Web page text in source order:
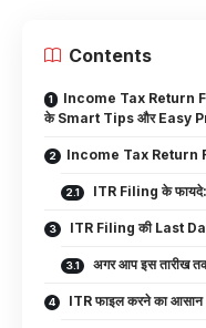
Contents
Income Tax Return
के Smart Tips और Easy
Income Tax Return
ITR Filing के फायदे:
ITR Filing की Last
अगर आप इस तारीख
ITR फाइल करने का